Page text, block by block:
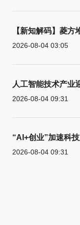
【新知解码】菱方
2026-08-04 03:05
人工智能技术产业
2026-08-04 09:31
“AI+创业”加速科
2026-08-04 09:31